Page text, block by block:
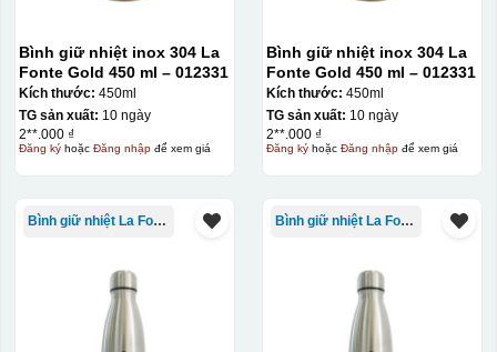
Kiểu in:
Khắc Laserlà một phương pháp chế tác sử dụng công
với độ chính xác cao trên các chất liệu khác nhau. Việc
sử dụng Khắc Laser trên các sản phẩm quà tặng doanh
nghiệp có thể tạo ra các món quà độc đáo và cá nhân
Bình giữ nhiệt inox 304 La
Fonte Gold 450 ml – 012331
Kích thước: 450ml
TG sản xuất: 10 ngày
2**.000 ₫
Đăng kýhoặc Đăng nhậpđể xem giá
Bình giữ nhiệt inox 304 La
Fonte Gold 450 ml – 012331
Kích thước: 450ml
TG sản xuất: 10 ngày
2**.000 ₫
Đăng kýhoặc Đăng nhậpđể xem giá
Bình giữ nhiệt La Fonte Bình giữ nhiệt La Fonte